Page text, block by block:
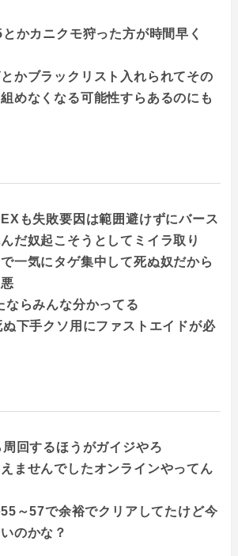
かカニクモ狩った方が時間早く
とかブラックリスト入れられてその
めなくなる可能性すらあるのにも
も失敗要因は範囲避けずにバース
だ奴起こそうとしてミイラ取り
一気にタゲ集中して死ぬ奴だから
ならみんな分かってる
下手クソ用にファストエイドが必
回するほうがガイジやろ
ませんでしたオンラインやってん
～57で余裕でクリアしてたけど今
のかな？